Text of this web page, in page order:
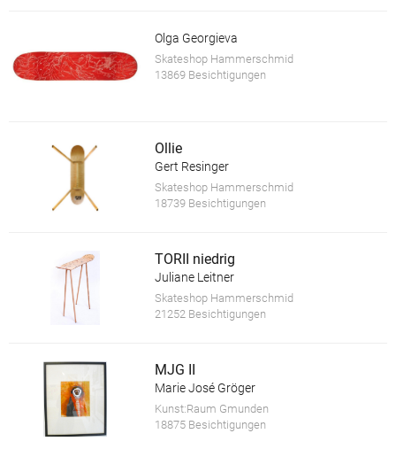
Olga Georgieva
Skateshop Hammerschmid
13869 Besichtigungen
Ollie
Gert Resinger
Skateshop Hammerschmid
18739 Besichtigungen
TORII niedrig
Juliane Leitner
Skateshop Hammerschmid
21252 Besichtigungen
MJG II
Marie José Gröger
Kunst:Raum Gmunden
18875 Besichtigungen